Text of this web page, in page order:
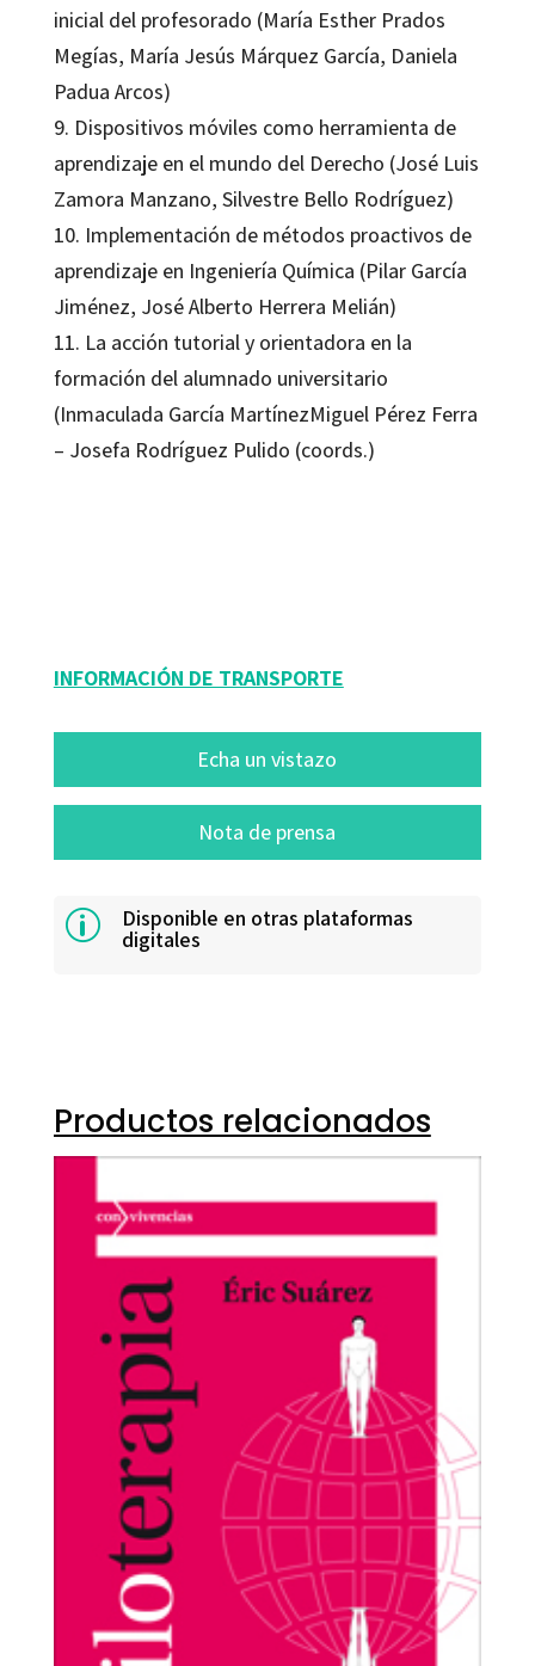
inicial del profesorado (María Esther Prados
Megías, María Jesús Márquez García, Daniela
Padua Arcos)
9. Dispositivos móviles como herramienta de
aprendizaje en el mundo del Derecho (José Luis
Zamora Manzano, Silvestre Bello Rodríguez)
10. Implementación de métodos proactivos de
aprendizaje en Ingeniería Química (Pilar García
Jiménez, José Alberto Herrera Melián)
11. La acción tutorial y orientadora en la
formación del alumnado universitario
(Inmaculada García MartínezMiguel Pérez Ferra
– Josefa Rodríguez Pulido (coords.)
INFORMACIÓN DE TRANSPORTE
Echa un vistazo
Nota de prensa
p Disponible en otras plataformas
digitales
Productos relacionados